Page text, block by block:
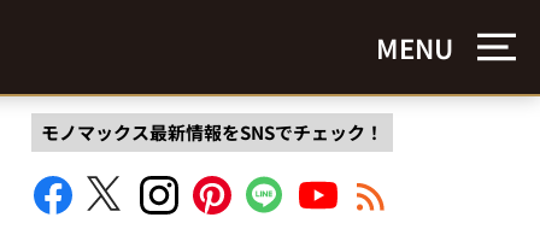
MENU
モノマックス最新情報をSNSでチェック！